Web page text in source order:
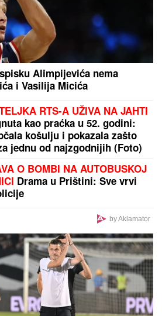
Stanković STARIJI OD
Krili mesecima ovaj
saznalo
by Aklamator